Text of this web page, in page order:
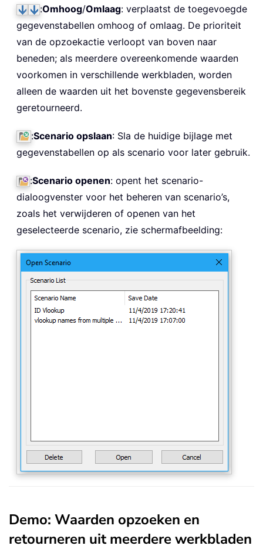
:Omhoog/Omlaag: verplaatst de toegevoegde
gegevenstabellen omhoog of omlaag. De prioriteit
van de opzoekactie verloopt van boven naar
beneden; als meerdere overeenkomende waarden
voorkomen in verschillende werkbladen, worden
alleen de waarden uit het bovenste gegevensbereik
geretourneerd.
:Scenario opslaan: Sla de huidige bijlage met
gegevenstabellen op als scenario voor later gebruik.
:Scenario openen: opent het scenario-
dialoogvenster voor het beheren van scenario’s,
zoals het verwijderen of openen van het
geselecteerde scenario, zie schermafbeelding:
Demo: Waarden opzoeken en
retourneren uit meerdere werkbladen